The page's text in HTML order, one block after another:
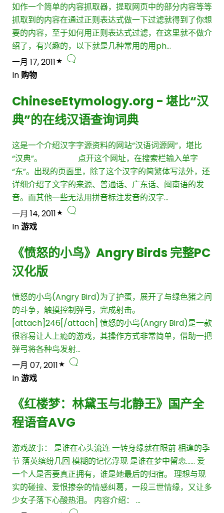
如作一个简单的内容抓取器，提取网页中的部分内容等等
抓取到的内容在通过正则表达式做一下过滤就得到了你想
要的内容，至于如何用正则表达式过滤，在这里就不做介
绍了，有兴趣的，以下就是几种常用的用ph…
一月 17, 2011
In购物
ChineseEtymology.org - 堪比“汉
典”的在线汉语查询词典
这是一个介绍汉字字源资料的网站“汉语词源网”，堪比
“汉典”。 点开这个网址，在搜索栏输入单字
“东”。出现的页面里，除了这个汉字的简繁体写法外，还
详细介绍了文字的来源、普通话、广东话、闽南语的发
音。而其他一些无法用拼音标注发音的汉字…
一月 14, 2011
In游戏
《愤怒的小鸟》Angry Birds 完整PC
汉化版
愤怒的小鸟(Angry Bird)为了护蛋，展开了与绿色猪之间
的斗争，触摸控制弹弓，完成射击。
[attach]246[/attach] 愤怒的小鸟(Angry Bird)是一款
很容易让人上瘾的游戏，其操作方式非常简单，借助一把
弹弓将各种鸟发射…
一月 07, 2011
In游戏
《红楼梦：林黛玉与北静王》国产全
程语音AVG
游戏故事： 是谁在心头流连 一转身缘就在眼前 相逢的季
节 落英缤纷几回 模糊的记忆浮现 是谁在梦中留恋…… 爱
一个人是否要真正拥有，谁是她最后的归宿。 理想与现
实的碰撞、爱恨掺杂的情感纠葛，一段三世情缘，又让多
少女子落下心酸热泪。 内容介绍： …